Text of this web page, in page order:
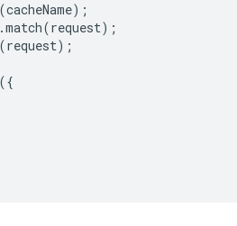
(cacheName);
.match(request);
(request);
({